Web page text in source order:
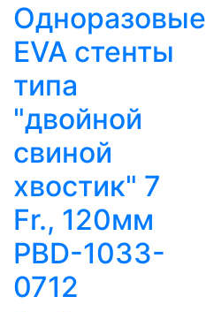
Одноразовые
EVA стенты
типа
"двойной
свиной
хвостик" 7
Fr., 120мм
PBD-1033-
0712